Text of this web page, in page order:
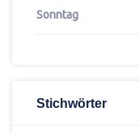
Sonntag
Stichwörter